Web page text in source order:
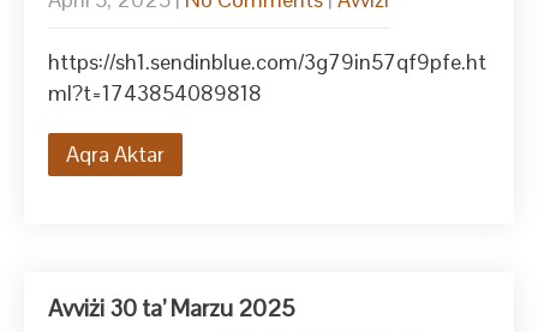
https://sh1.sendinblue.com/3g79in57qf9pfe.ht
ml?t=1743854089818
Aqra Aktar
Avviżi 30 ta’ Marzu 2025